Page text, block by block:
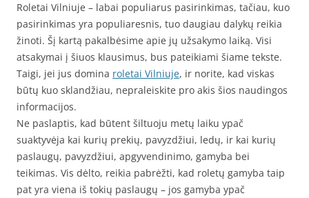
Roletai Vilniuje – labai populiarus pasirinkimas, tačiau, kuo
pasirinkimas yra populiaresnis, tuo daugiau dalykų reikia
žinoti. Šį kartą pakalbėsime apie jų užsakymo laiką. Visi
atsakymai į šiuos klausimus, bus pateikiami šiame tekste.
Taigi, jei jus domina roletai Vilniuje, ir norite, kad viskas
būtų kuo sklandžiau, nepraleiskite pro akis šios naudingos
informacijos.
Ne paslaptis, kad būtent šiltuoju metų laiku ypač
suaktyvėja kai kurių prekių, pavyzdžiui, ledų, ir kai kurių
paslaugų, pavyzdžiui, apgyvendinimo, gamyba bei
teikimas. Vis dėlto, reikia pabrėžti, kad roletų gamyba taip
pat yra viena iš tokių paslaugų – jos gamyba ypač